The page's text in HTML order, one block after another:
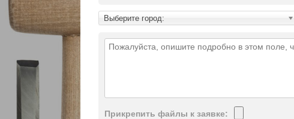
Выберите город:
Прикрепить файлы к заявке: